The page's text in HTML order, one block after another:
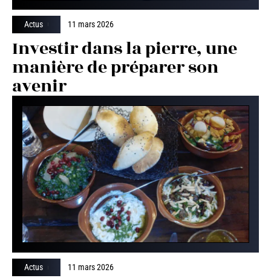
Actus 11 mars 2026
Investir dans la pierre, une
manière de préparer son
avenir
Actus 11 mars 2026